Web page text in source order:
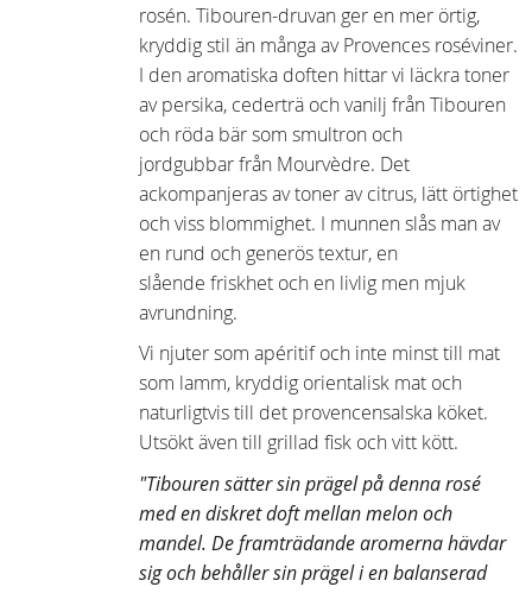
rosén. Tibouren-druvan ger en mer örtig,
kryddig stil än många av Provences roséviner.
I den aromatiska doften hittar vi läckra toner
av persika, cederträ och vanilj från Tibouren
och röda bär som smultron och
jordgubbar från Mourvèdre. Det
ackompanjeras av toner av citrus, lätt örtighet
och viss blommighet. I munnen slås man av
en rund och generös textur, en
slående friskhet och en livlig men mjuk
avrundning.
Vi njuter som apéritif och inte minst till mat
som lamm, kryddig orientalisk mat och
naturligtvis till det provencensalska köket.
Utsökt även till grillad fisk och vitt kött.
"Tibouren sätter sin prägel på denna rosé
med en diskret doft mellan melon och
mandel. De framträdande aromerna hävdar
sig och behåller sin prägel i en balanserad